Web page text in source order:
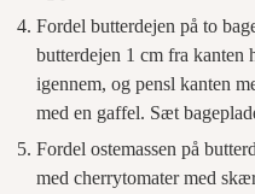
Fordel butterdejen på to
butterdejen 1 cm fra kanten
igennem, og pensl kanten
med en gaffel. Sæt
Fordel ostemassen på
med cherrytomater med